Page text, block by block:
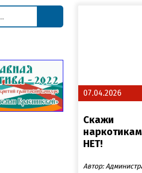
07.04.2026
Скажи
наркотикам
НЕТ!
Автор: